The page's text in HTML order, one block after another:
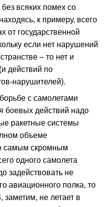
всяких помех со
к примеру, всего
от государственной
если нет нарушений
– то нет и
действий по
нарушителей).
с самолетами
боевых действий надо
ракетные системы
объеме
самым скромным
одного самолета
задействовать не
авиационного полка, то
заметим, не летает в